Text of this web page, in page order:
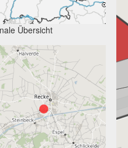
Übersicht